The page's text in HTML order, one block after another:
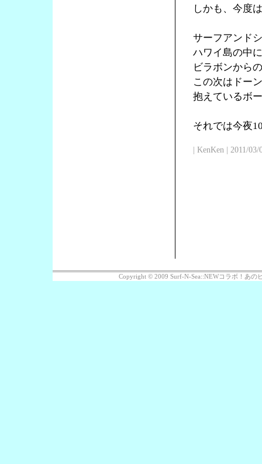
しかも、今度
サーフアンド
ハワイ島の中
ビラボンから
この次はドー
抱えているボ
それでは今夜
| KenKen | 2011/
Copyright © 2009 Surf-N-Sea::NEWコラボ！あの